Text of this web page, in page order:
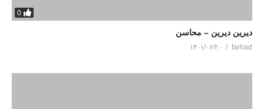
0
دیرین دیرین – محاسن
farhad ۱۴۰۱/۰۶/۲۰